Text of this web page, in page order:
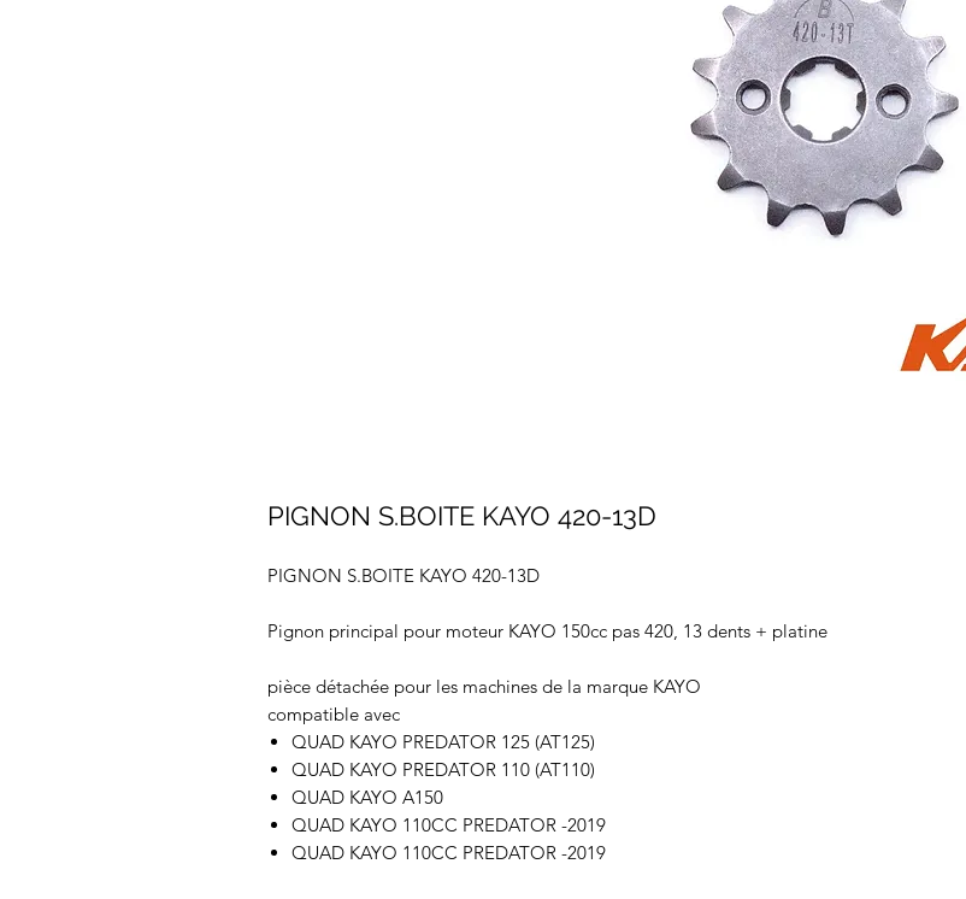
PIGNON S.BOITE KAYO 420-13D
PIGNON S.BOITE KAYO 420-13D
Pignon principal pour moteur KAYO 150cc pas 420, 13 dents + platine
pièce détachée pour les machines de la marque KAYO
compatible avec
QUAD KAYO PREDATOR 125 (AT125)
QUAD KAYO PREDATOR 110 (AT110)
QUAD KAYO A150
QUAD KAYO 110CC PREDATOR -2019
QUAD KAYO 110CC PREDATOR -2019